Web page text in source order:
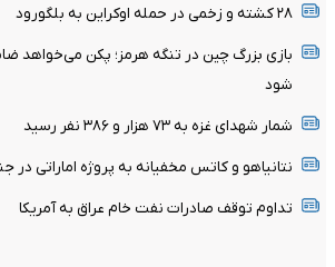
۲۸ کشته و زخمی در حمله اوکراین به بلگورود
بازی بزرگ چین در تنگه هرمز؛ پکن می‌خواهد
شود
شمار شهدای غزه به ۷۳ هزار و ۳۸۶ نفر رسید
نتانیاهو و کاتس مخفیانه به پروژه اماراتی در
تداوم توقف صادرات نفت خام عراق به آمریکا